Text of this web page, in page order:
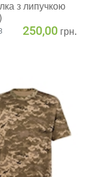
з липучкою
250,00 грн.